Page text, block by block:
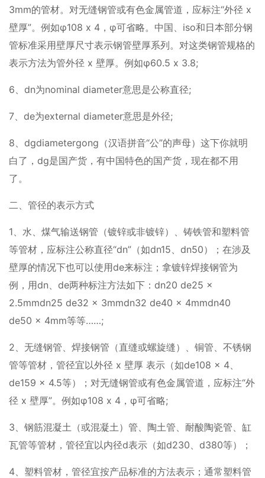
3mm的管材。对无缝钢管或有色金属管道，应标注“外径 x
壁厚”。例如φ108 x 4，φ可省略。中国、iso和日本部分钢
管标准采用壁厚尺寸表示钢管壁厚系列。对这类钢管规格的
表示方法为管外径 x 壁厚。例如φ60.5 x 3.8;
6、dn为nominal diameter意思是公称直径;
7、de为external diameter意思是外径;
8、dgdiametergong（汉语拼音“公”的声母）这下你就明
白了，dg是国产货，有中国特色的国产货，现在都不用
了。
二、管径的表示方式
1、水、煤气输送钢管（镀锌或非镀锌）、铸铁管和塑料管
等管材，应标注公称直径“dn”（如dn15、dn50）；在涉及
壁厚的情况下也可以使用de来标注；拿镀锌焊接钢管为
例，用dn、de两种标注方法如下：dn20 de25 x
2.5mmdn25 de32 x 3mmdn32 de40 x 4mmdn40
de50 x 4mm等等……;
2、无缝钢管、焊接钢管（直缝或螺旋缝）、铜管、不锈钢
管等管材，管径宜以外径 x 壁厚 表示（如de108 x 4、
de159 x 4.5等）；对无缝钢管或有色金属管道，应标注“外
径 x 壁厚”。例如φ108 x 4，φ可省略;
3、钢筋混凝土（或混凝土）管、陶土管、耐酸陶瓷管、缸
瓦管等管材，管径宜以内径d表示（如d230、d380等）；
4、塑料管材，管径宜按产品标准的方法表示；通常塑料管